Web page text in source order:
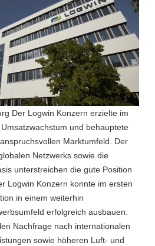
Der Logwin Konzern erzielte im
und behauptete
Marktumfeld. Der
Netzwerks sowie die
unterstreichen die gute Position
Logwin Konzern konnte im ersten
in einem weiterhin
erfolgreich ausbauen.
Nachfrage nach internationalen
sowie höheren Luft- und